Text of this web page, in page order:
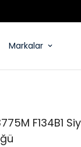
Markalar
F134B1